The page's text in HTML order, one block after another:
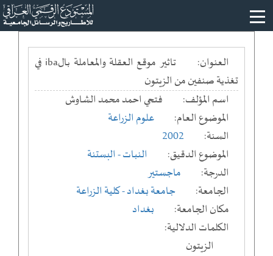
العنوان:
تاثير موقع العقلة والمعاملة بالiba في
تغذية صنفين من الزيتون
اسم المؤلف:
فتحي احمد محمد الشاوش
الموضوع العام:
علوم الزراعة
السنة:
2002
الموضوع الدقيق:
النبات - البستنة
الدرجة:
ماجستير
الجامعة:
جامعة بغداد- كلية الزراعة
مكان الجامعة:
بغداد
الكلمات الدلالية:
الزيتون